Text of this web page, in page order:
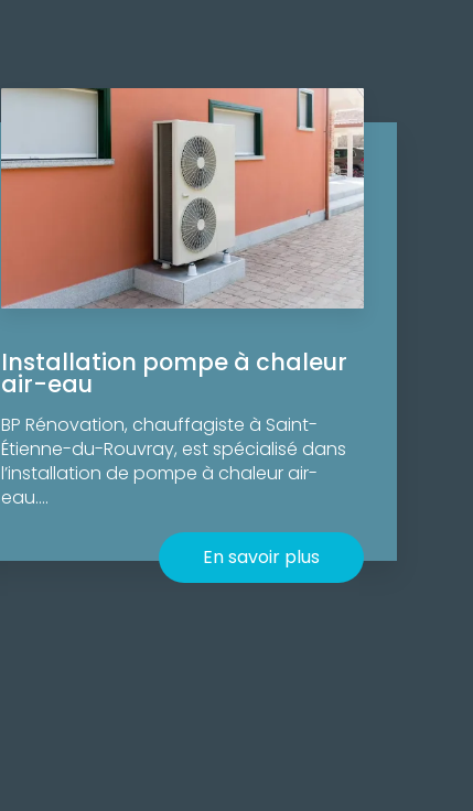
Installation pompe à chaleur
air-eau
BP Rénovation, chauffagiste à Saint-
Étienne-du-Rouvray, est spécialisé dans
l’installation de pompe à chaleur air-
eau....
En savoir plus